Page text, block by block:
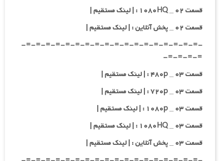
قسمت ۰۲ _ ۱۰۸۰HQ : | لینک مستقیم |
قسمت ۰۲ _ پخش آنلاین : | لینک مستقیم |
-=-=-=-=-=-=-=-=-=-=-=-=-=-=-=-=-=-=-
=-=-=-=-
قسمت ۰۳ _ ۴۸۰p : | لینک مستقیم |
قسمت ۰۳ _ ۷۲۰p : | لینک مستقیم |
قسمت ۰۳ _ ۱۰۸۰p : | لینک مستقیم |
قسمت ۰۳ _ ۱۰۸۰HQ : | لینک مستقیم |
قسمت ۰۳ _ پخش آنلاین : | لینک مستقیم |